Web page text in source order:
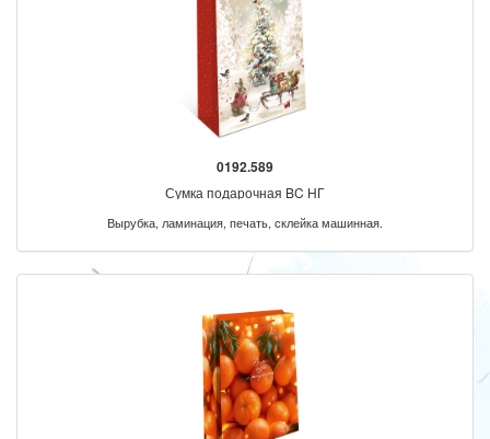
0192.589
Сумка подарочная BC НГ
Вырубка, ламинация, печать, склейка машинная.